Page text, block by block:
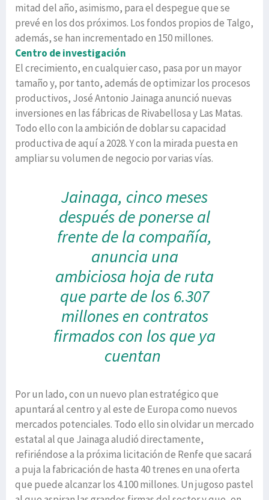
mitad del año, asimismo, para el despegue que se
prevé en los dos próximos. Los fondos propios de Talgo,
además, se han incrementado en 150 millones.
Centro de investigación
El crecimiento, en cualquier caso, pasa por un mayor
tamaño y, por tanto, además de optimizar los procesos
productivos, José Antonio Jainaga anunció nuevas
inversiones en las fábricas de Rivabellosa y Las Matas.
Todo ello con la ambición de doblar su capacidad
productiva de aquí a 2028. Y con la mirada puesta en
ampliar su volumen de negocio por varias vías.
Jainaga, cinco meses
después de ponerse al
frente de la compañía,
anuncia una
ambiciosa hoja de ruta
que parte de los 6.307
millones en contratos
firmados con los que ya
cuentan
Por un lado, con un nuevo plan estratégico que
apuntará al centro y al este de Europa como nuevos
mercados potenciales. Todo ello sin olvidar un mercado
estatal al que Jainaga aludió directamente,
refiriéndose a la próxima licitación de Renfe que sacará
a puja la fabricación de hasta 40 trenes en una oferta
que puede alcanzar los 4.100 millones. Un jugoso pastel